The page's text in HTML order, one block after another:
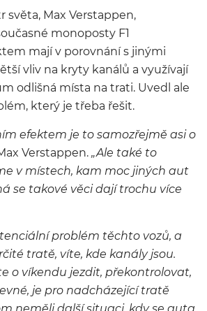
světa, Max Verstappen,
monoposty F1
mají v porovnání s jinými
vliv na kryty kanálů a využívají
odlišná místa na trati. Uvedl ale
který je třeba řešit.
efektem je to samozřejmě asi o
Verstappen. „Ale také to
v místech, kam moc jiných aut
se takové věci dají trochu více
problém těchto vozů, a
tratě, víte, kde kanály jsou.
o víkendu jezdit, překontrolovat,
je pro nadcházející tratě